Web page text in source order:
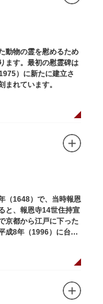
動物の霊を慰めるため
ます。最初の慰霊碑は
）に新たに建立さ
れています。
（1648）で、当時報恩
と、報恩寺14世住持宣
京都から江戸に下った
成8年（1996）に台東